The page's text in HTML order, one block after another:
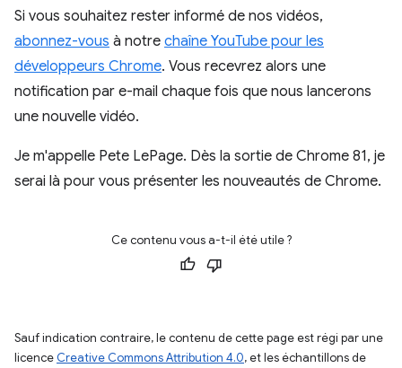
Si vous souhaitez rester informé de nos vidéos,
abonnez-vous à notre chaîne YouTube pour les
développeurs Chrome. Vous recevrez alors une
notification par e-mail chaque fois que nous lancerons
une nouvelle vidéo.
Je m'appelle Pete LePage. Dès la sortie de Chrome 81, je
serai là pour vous présenter les nouveautés de Chrome.
Ce contenu vous a-t-il été utile ?
Sauf indication contraire, le contenu de cette page est régi par une
licence Creative Commons Attribution 4.0, et les échantillons de